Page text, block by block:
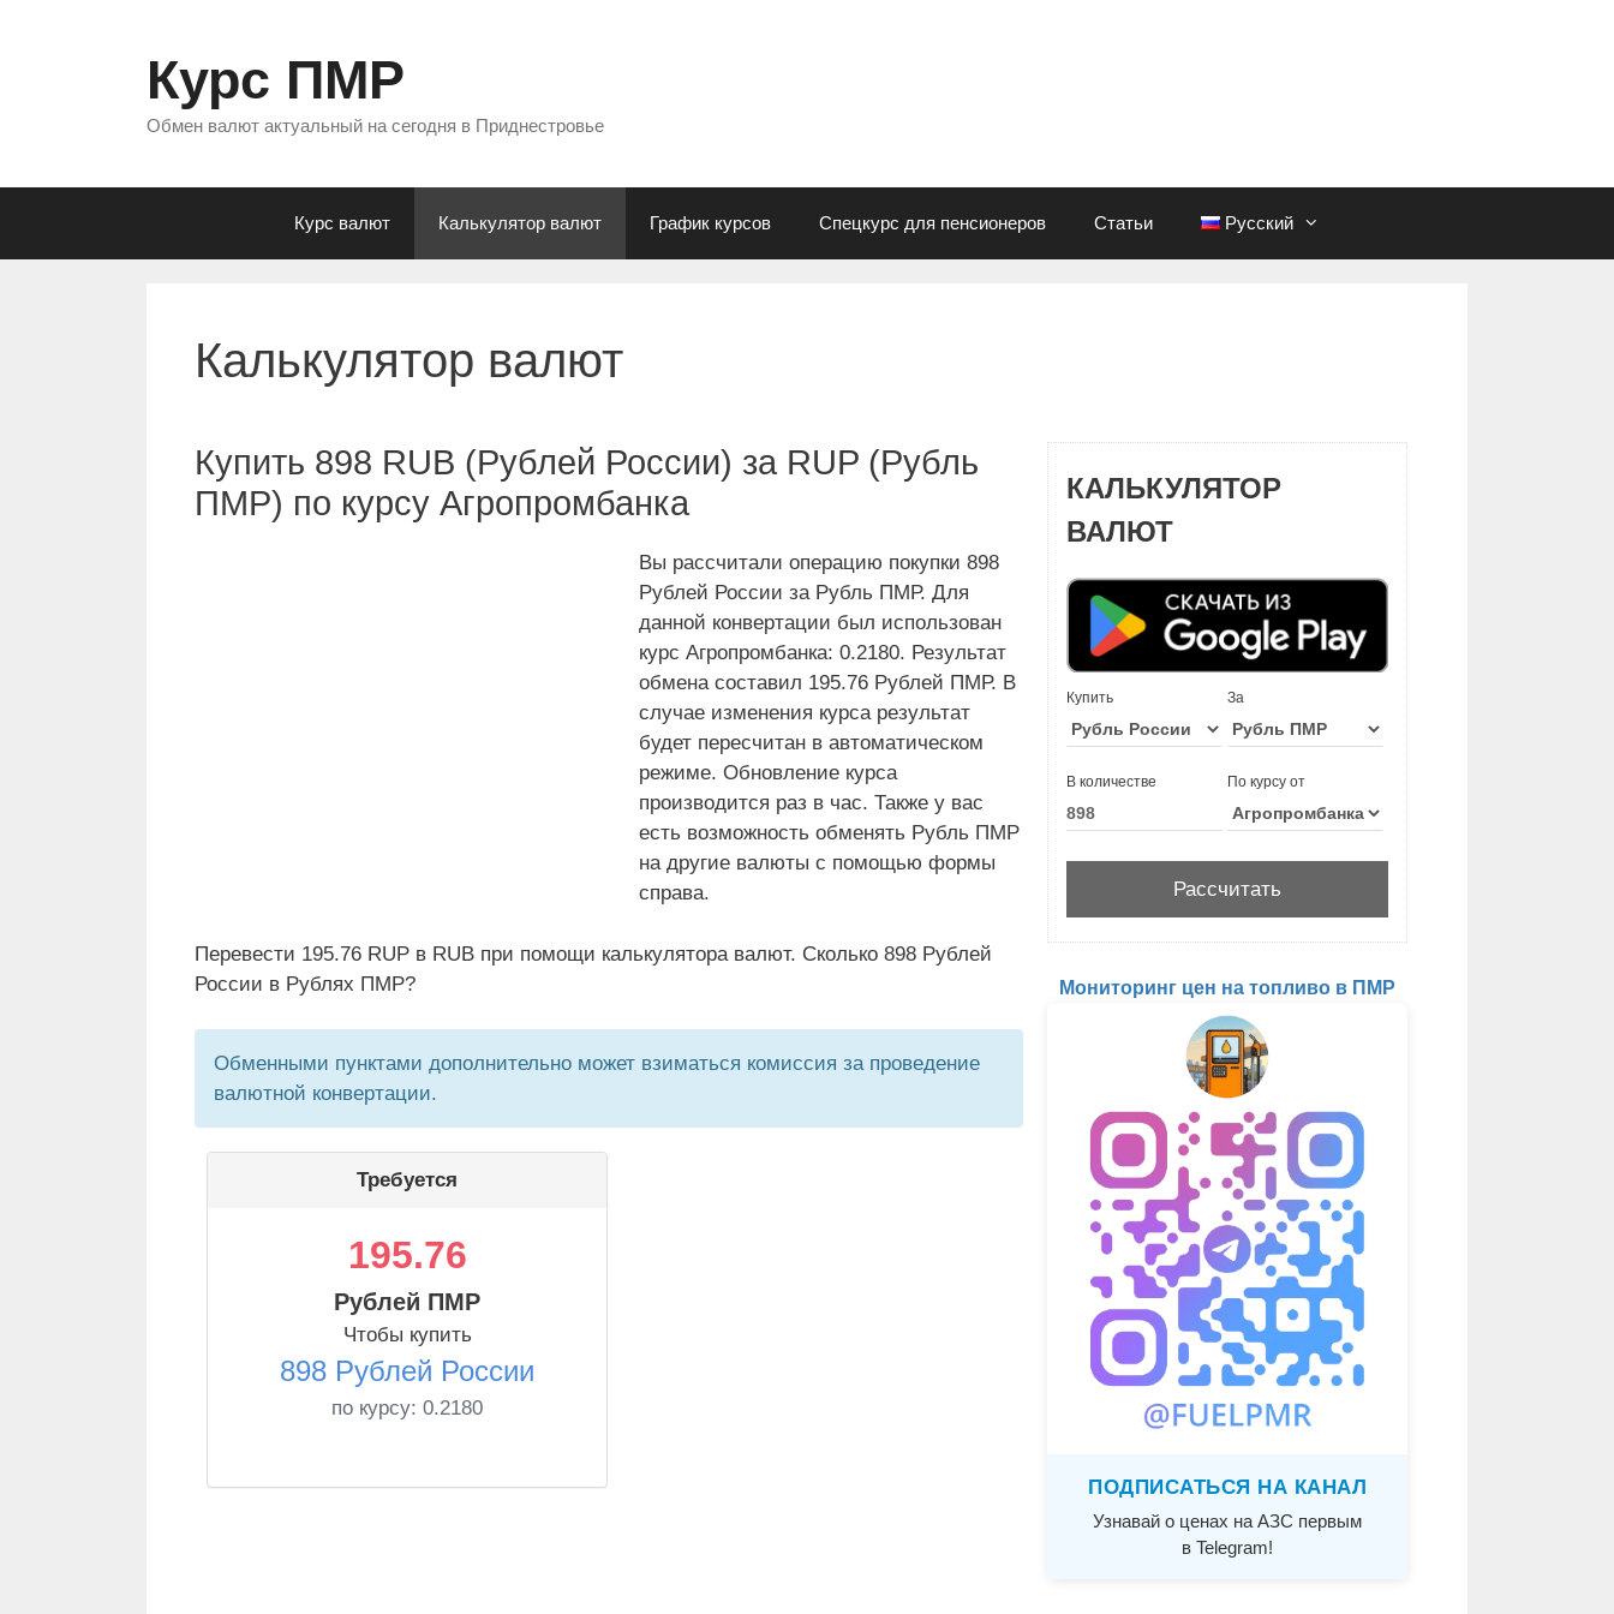
Курс ПМР
Обмен валют актуальный на сегодня в Приднестровье
Курс валют Калькулятор валют График курсов Спецкурс для пенсионеров Статьи Русский
Калькулятор валют
Купить 898 RUB (Рублей России) за RUP (Рубль
ПМР) по курсу Агропромбанка
Вы рассчитали операцию покупки 898
Рублей России за Рубль ПМР. Для
данной конвертации был использован
курс Агропромбанка: 0.2180. Результат
обмена составил 195.76 Рублей ПМР. В
случае изменения курса результат
будет пересчитан в автоматическом
режиме. Обновление курса
производится раз в час. Также у вас
есть возможность обменять Рубль ПМР
на другие валюты с помощью формы
справа.
Перевести 195.76 RUP в RUB при помощи калькулятора валют. Сколько 898 Рублей
России в Рублях ПМР?
Обменными пунктами дополнительно может взиматься комиссия за проведение
валютной конвертации.
Требуется
195.76
Рублей ПМР
Чтобы купить
898 Рублей России
по курсу: 0.2180
КАЛЬКУЛЯТОР
ВАЛЮТ
Купить За
В количестве По курсу от
Мониторинг цен на топливо в ПМР
ПОДПИСАТЬСЯ НА КАНАЛ
Узнавай о ценах на АЗС первым
в Telegram!